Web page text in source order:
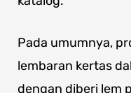
Pada umumnya,
lembaran kertas
dengan diberi lem